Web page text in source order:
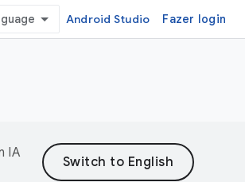
Android Studio Fazer login
IA